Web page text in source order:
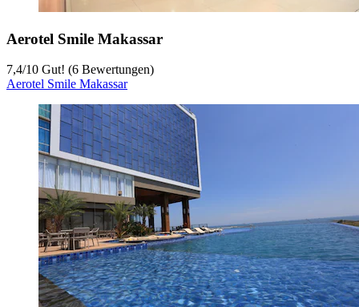
Aerotel Smile Makassar
7,4/10 Gut! (6 Bewertungen)
Aerotel Smile Makassar